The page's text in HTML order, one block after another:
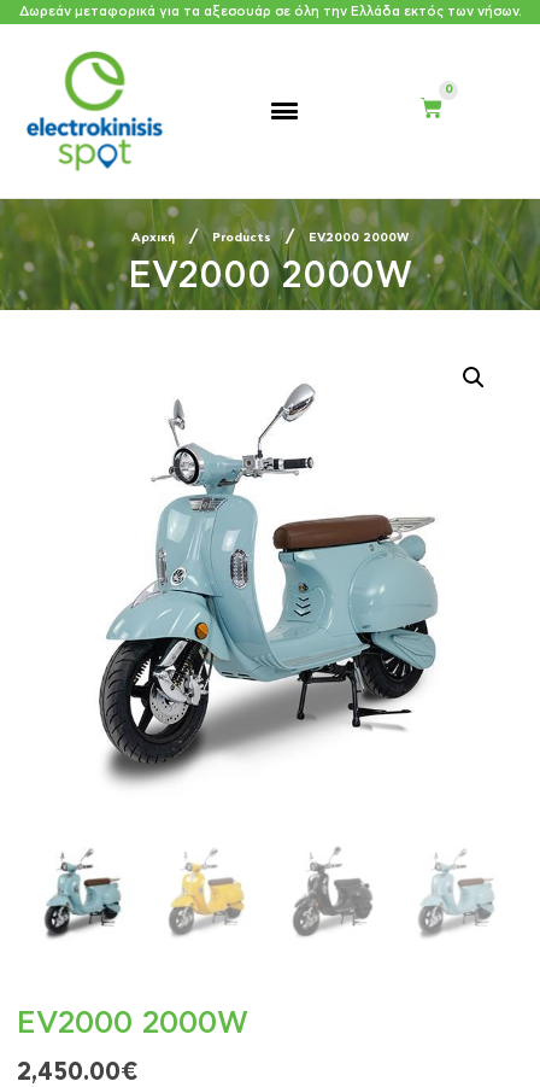
Δωρεάν μεταφορικά για τα αξεσουάρ σε όλη την Ελλάδα εκτός των νήσων.
EV2000 2000W
Αρχική / Products / EV2000 2000W
EV2000 2000W
2,450.00€